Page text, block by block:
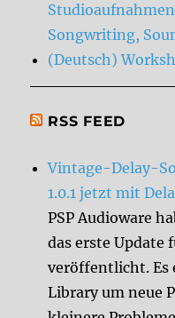
Songwriting,
(Deutsch)
RSS FEED
Vintage-Delay-
1.0.1 jetzt mit
PSP Audioware
das erste Update
veröffentlicht. Es
Library um neue